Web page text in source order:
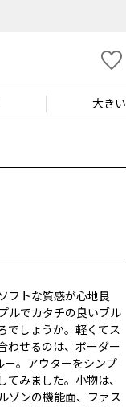
大きい
フトな質感が心地良
ルでカタチの良いブル
でしょうか。軽くてス
わせるのは、ボーダー
ー。アウターをシンプ
てみました。小物は、
ゾンの機能面、ファス